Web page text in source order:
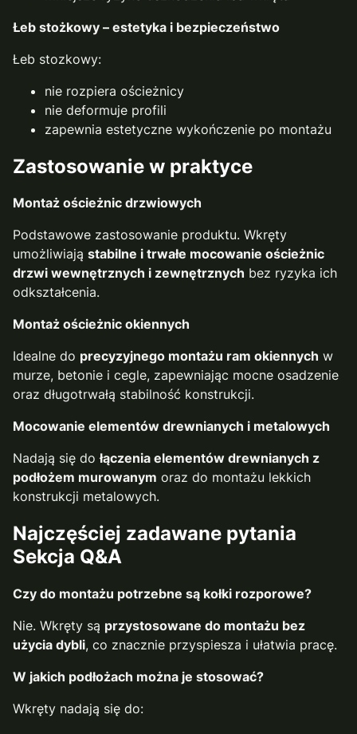
Łeb stożkowy – estetyka i bezpieczeństwo
Łeb stozkowy:
nie rozpiera ościeżnicy
nie deformuje profili
zapewnia estetyczne wykończenie po montażu
Zastosowanie w praktyce
Montaż ościeżnic drzwiowych
Podstawowe zastosowanie produktu. Wkręty
umożliwiają stabilne i trwałe mocowanie ościeżnic
drzwi wewnętrznych i zewnętrznych bez ryzyka ich
odkształcenia.
Montaż ościeżnic okiennych
Idealne do precyzyjnego montażu ram okiennych w
murze, betonie i cegle, zapewniając mocne osadzenie
oraz długotrwałą stabilność konstrukcji.
Mocowanie elementów drewnianych i metalowych
Nadają się dołączenia elementów drewnianych z
podłożem murowanym oraz do montażu lekkich
konstrukcji metalowych.
Najczęściej zadawane pytania
Sekcja Q&A
Czy do montażu potrzebne są kołki rozporowe?
Nie. Wkręty są przystosowane do montażu bez
użycia dybli, co znacznie przyspiesza i ułatwia pracę.
W jakich podłożach można je stosować?
Wkręty nadają się do: